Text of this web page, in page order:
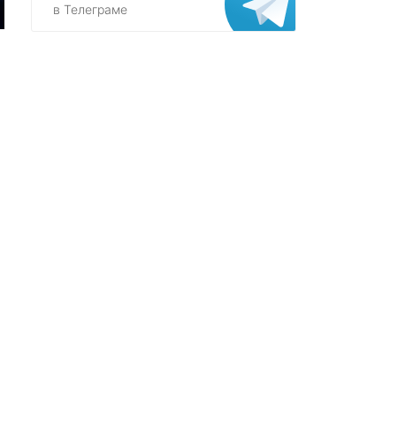
в Телеграме